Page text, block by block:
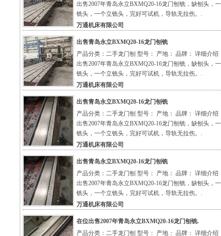
出售2007年青岛永立BXMQ20-16龙门刨铣，缺刨头，
铣头，一个立铣头，完好可试机，导轨无拉伤。.
万通机床有限公司
出售青岛永立BXMQ20-16龙门刨铣
产品分类：二手龙门刨 型号： 产地： 品牌： 详细介绍
出售2007年青岛永立BXMQ20-16龙门刨铣，缺刨头，
铣头，一个立铣头，完好可试机，导轨无拉伤。.
万通机床有限公司
出售青岛永立BXMQ20-16龙门刨铣
产品分类：二手龙门刨 型号： 产地： 品牌： 详细介绍
出售2007年青岛永立BXMQ20-16龙门刨铣，缺刨头，
铣头，一个立铣头，完好可试机，导轨无拉伤。.
万通机床有限公司
出售青岛永立BXMQ20-16龙门刨铣
产品分类：二手龙门刨 型号： 产地： 品牌： 详细介绍
出售2007年青岛永立BXMQ20-16龙门刨铣，缺刨头，
铣头，一个立铣头，完好可试机，导轨无拉伤。.
万通机床有限公司
在位出售2007年青岛永立BXMQ20-16龙门刨铣.
产品分类：二手龙门刨 型号： 产地： 品牌： 详细介绍